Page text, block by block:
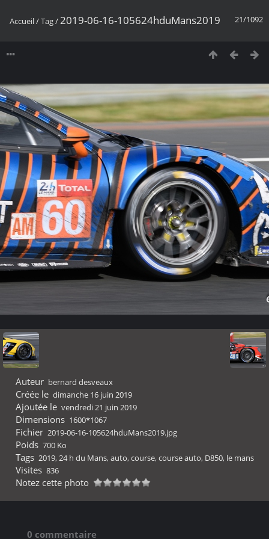
21/1092
Accueil/Tag/2019-06-16-105624hduMans2019
Auteur bernard desveaux
Créée le dimanche 16 juin 2019
Ajoutée le vendredi 21 juin 2019
Dimensions 1600*1067
Fichier 2019-06-16-105624hduMans2019.jpg
Poids 700 Ko
Tags 2019,24 h du Mans,auto,course,course auto, D850, le mans
Visites 836
Notez cette photo
0 commentaire